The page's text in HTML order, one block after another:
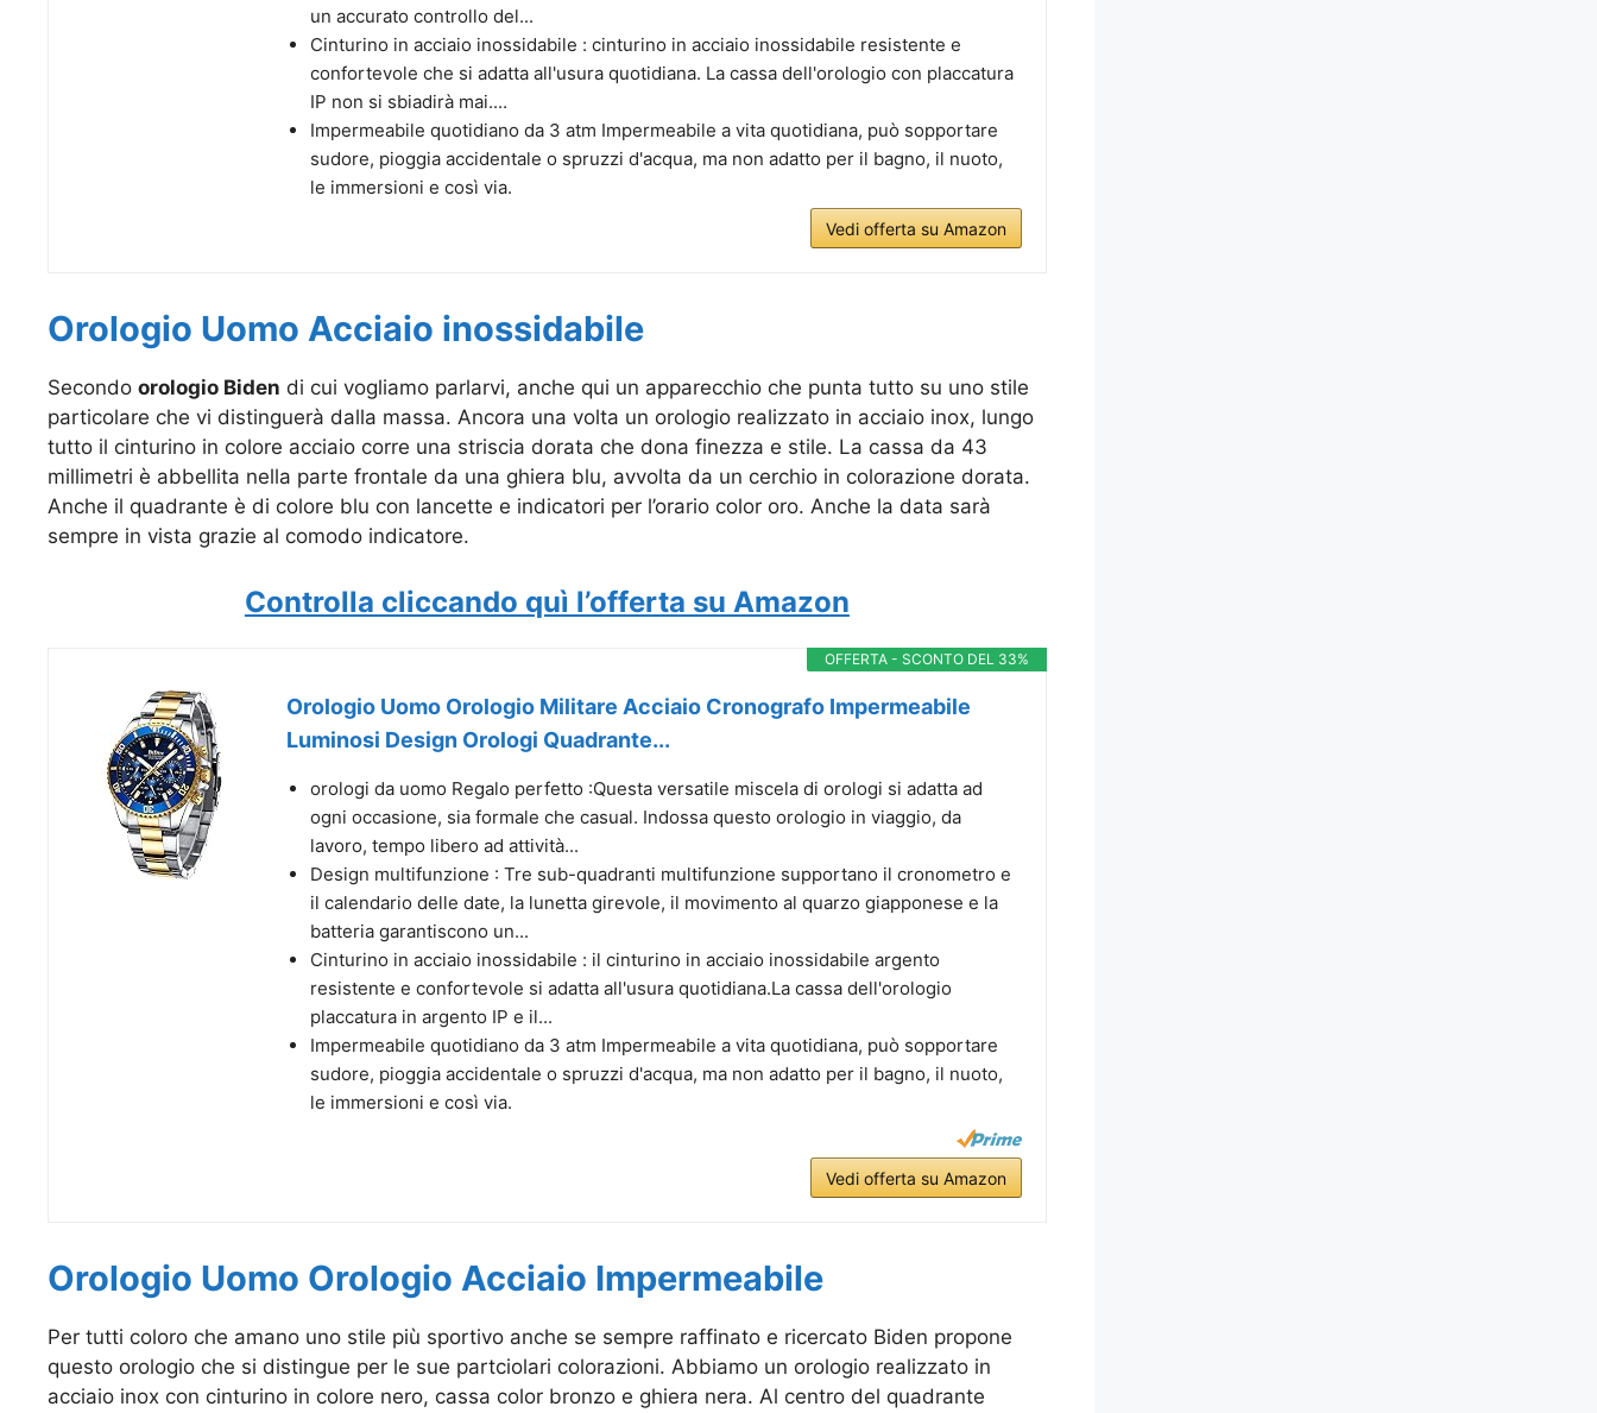
un accurato controllo del...
Cinturino in acciaio inossidabile : cinturino in acciaio inossidabile resistente e
confortevole che si adatta all'usura quotidiana. La cassa dell'orologio con placcatura
IP non si sbiadirà mai....
Impermeabile quotidiano da 3 atm Impermeabile a vita quotidiana, può sopportare
sudore, pioggia accidentale o spruzzi d'acqua, ma non adatto per il bagno, il nuoto,
le immersioni e così via.
Vedi offerta su Amazon
Orologio Uomo Acciaio inossidabile
Secondo orologio Biden di cui vogliamo parlarvi, anche qui un apparecchio che punta tutto su uno stile
particolare che vi distinguerà dalla massa. Ancora una volta un orologio realizzato in acciaio inox, lungo
tutto il cinturino in colore acciaio corre una striscia dorata che dona finezza e stile. La cassa da 43
millimetri è abbellita nella parte frontale da una ghiera blu, avvolta da un cerchio in colorazione dorata.
Anche il quadrante è di colore blu con lancette e indicatori per l’orario color oro. Anche la data sarà
sempre in vista grazie al comodo indicatore.
Controlla cliccando quì l’offerta su Amazon
OFFERTA - SCONTO DEL 33%
Orologio Uomo Orologio Militare Acciaio Cronografo Impermeabile
Luminosi Design Orologi Quadrante...
orologi da uomo Regalo perfetto :Questa versatile miscela di orologi si adatta ad
ogni occasione, sia formale che casual. Indossa questo orologio in viaggio, da
lavoro, tempo libero ad attività...
Design multifunzione : Tre sub-quadranti multifunzione supportano il cronometro e
il calendario delle date, la lunetta girevole, il movimento al quarzo giapponese e la
batteria garantiscono un...
Cinturino in acciaio inossidabile : il cinturino in acciaio inossidabile argento
resistente e confortevole si adatta all'usura quotidiana.La cassa dell'orologio
placcatura in argento IP e il...
Impermeabile quotidiano da 3 atm Impermeabile a vita quotidiana, può sopportare
sudore, pioggia accidentale o spruzzi d'acqua, ma non adatto per il bagno, il nuoto,
le immersioni e così via.
Vedi offerta su Amazon
Orologio Uomo Orologio Acciaio Impermeabile
Per tutti coloro che amano uno stile più sportivo anche se sempre raffinato e ricercato Biden propone
questo orologio che si distingue per le sue partciolari colorazioni. Abbiamo un orologio realizzato in
acciaio inox con cinturino in colore nero, cassa color bronzo e ghiera nera. Al centro del quadrante